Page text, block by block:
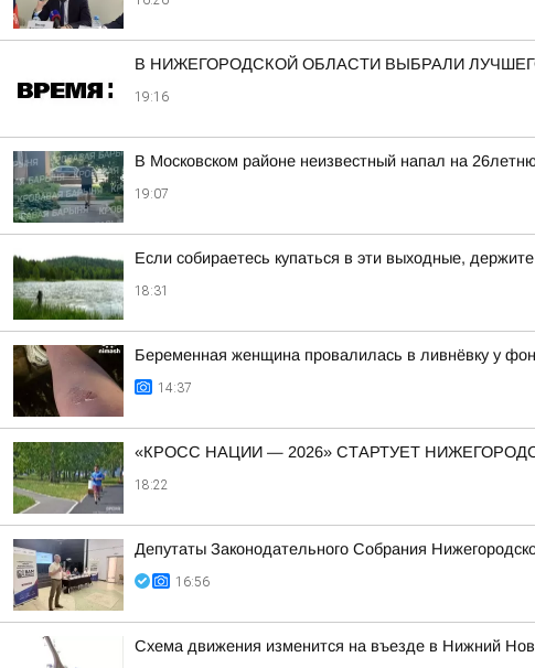
В НИЖЕГОРОДСКОЙ ОБЛАСТИ ВЫБРАЛИ
19:16
В Московском районе неизвестный напал на
19:07
Если собираетесь купаться в эти выходные,
18:31
Беременная женщина провалилась в ливнёвку у
14:37
«КРОСС НАЦИИ — 2026» СТАРТУЕТ
18:22
Депутаты Законодательного Собрания
16:56
Схема движения изменится на въезде в Нижний